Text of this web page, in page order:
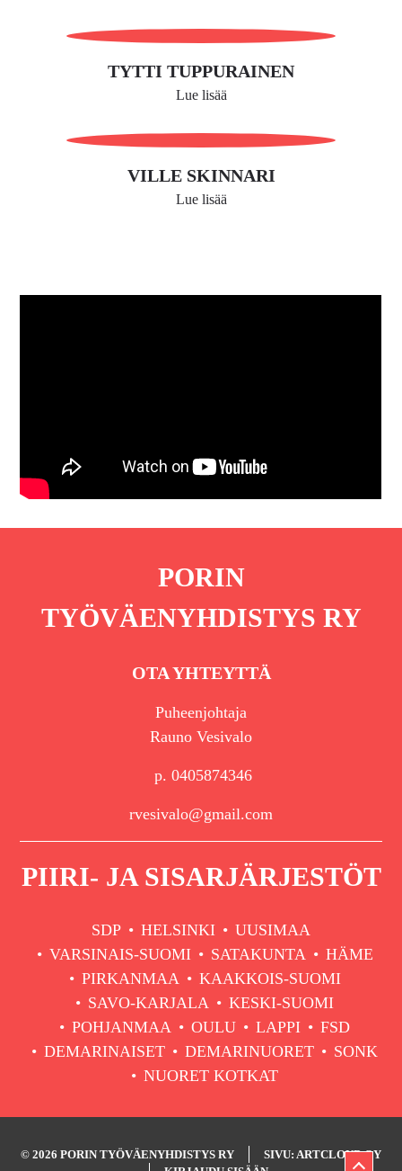
TYTTI TUPPURAINEN
Lue lisää
VILLE SKINNARI
Lue lisää
PORIN
TYÖVÄENYHDISTYS RY
OTA YHTEYTTÄ
Puheenjohtaja
Rauno Vesivalo
p. 0405874346
rvesivalo@gmail.com
PIIRI- JA SISARJÄRJESTÖT
SDP HELSINKI
UUSIMAA
VARSINAIS-SUOMI
SATAKUNTA
HÄME
PIRKANMAA
KAAKKOIS-SUOMI
SAVO-KARJALA
KESKI-SUOMI
POHJANMAA
OULU LAPPI
FSD
DEMARINAISET
DEMARINUORET
SONK
NUORET KOTKAT
© 2026 PORIN TYÖVÄENYHDISTYS RY
SIVU: ARTCLOUD OY